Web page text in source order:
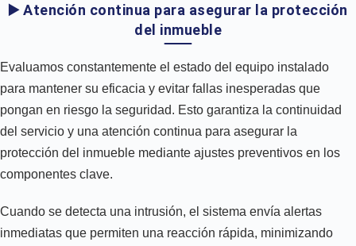
▶️ Atención continua para asegurar la protección
del inmueble
Evaluamos constantemente el estado del equipo instalado
para mantener su eficacia y evitar fallas inesperadas que
pongan en riesgo la seguridad. Esto garantiza la continuidad
del servicio y una atención continua para asegurar la
protección del inmueble mediante ajustes preventivos en los
componentes clave.
Cuando se detecta una intrusión, el sistema envía alertas
inmediatas que permiten una reacción rápida, minimizando